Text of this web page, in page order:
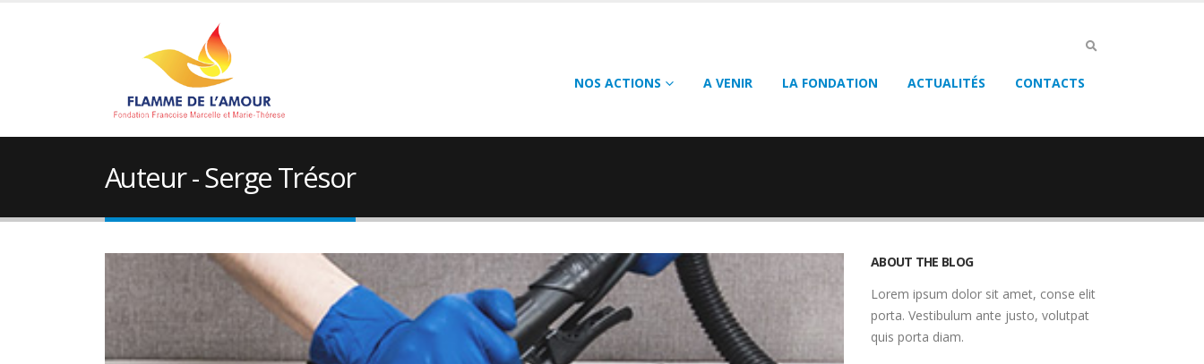
NOS ACTIONS A VENIR LA FONDATION ACTUALITÉS CONTACTS
Auteur - Serge Trésor
ABOUT THE BLOG
Lorem ipsum dolor sit amet, conse elit
porta. Vestibulum ante justo, volutpat
quis porta diam.